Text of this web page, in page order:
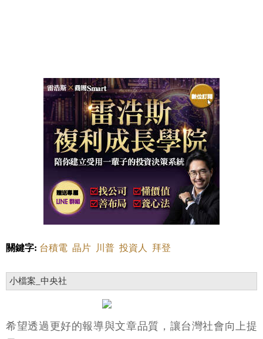
關鍵字: 台積電 晶片 川普 投資人 拜登
小檔案_中央社
希望透過更好的報導與文章品質，讓台灣社會向上提